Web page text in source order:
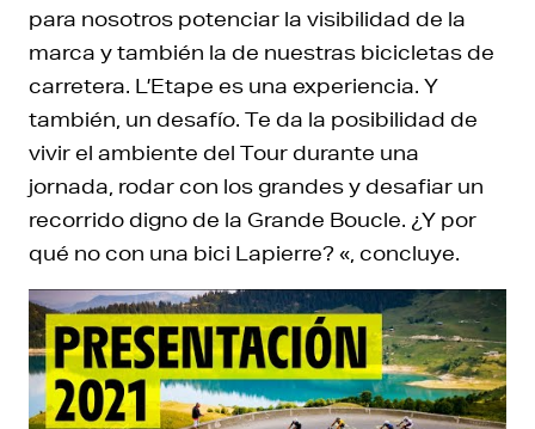
para nosotros potenciar la visibilidad de la
marca y también la de nuestras bicicletas de
carretera. L’Etape es una experiencia. Y
también, un desafío. Te da la posibilidad de
vivir el ambiente del Tour durante una
jornada, rodar con los grandes y desafiar un
recorrido digno de la Grande Boucle. ¿Y por
qué no con una bici Lapierre? «, concluye.